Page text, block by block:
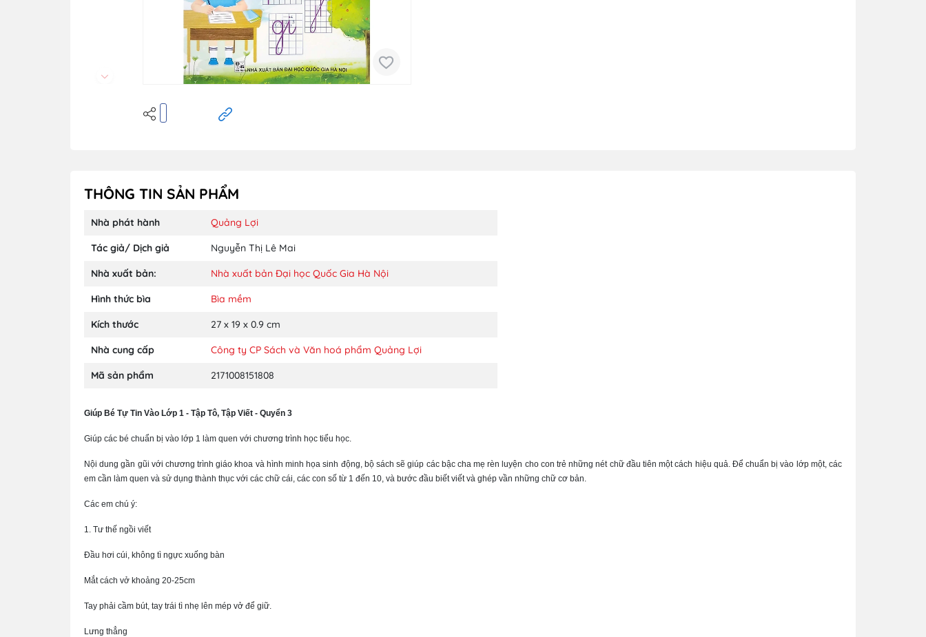
THÔNG TIN SẢN PHẨM
Nhà phát hành Quảng Lợi
Tác giả/ Dịch giả Nguyễn Thị Lê Mai
Nhà xuất bản: Nhà xuất bản Đại học Quốc Gia Hà Nội
Hình thức bìa Bìa mềm
Kích thước 27 x 19 x 0.9 cm
Nhà cung cấp Công ty CP Sách và Văn hoá phẩm Quảng Lợi
Mã sản phẩm 2171008151808
Giúp Bé Tự Tin Vào Lớp 1 - Tập Tô, Tập Viết - Quyển 3
Giúp các bé chuẩn bị vào lớp 1 làm quen với chương trình học tiểu học.
Nội dung gần gũi với chương trình giáo khoa và hình minh họa sinh động, bộ sách sẽ giúp các bậc cha mẹ rèn luyện cho con trẻ những nét chữ đầu tiên một cách hiệu quả. Để chuẩn bị vào lớp một, các
em cần làm quen và sử dụng thành thục với các chữ cái, các con số từ 1 đến 10, và bước đầu biết viết và ghép vần những chữ cơ bản.
Các em chú ý:
1. Tư thế ngồi viết
Đầu hơi cúi, không tì ngực xuống bàn
Mắt cách vở khoảng 20-25cm
Tay phải cầm bút, tay trái tì nhẹ lên mép vở để giữ.
Lưng thẳng